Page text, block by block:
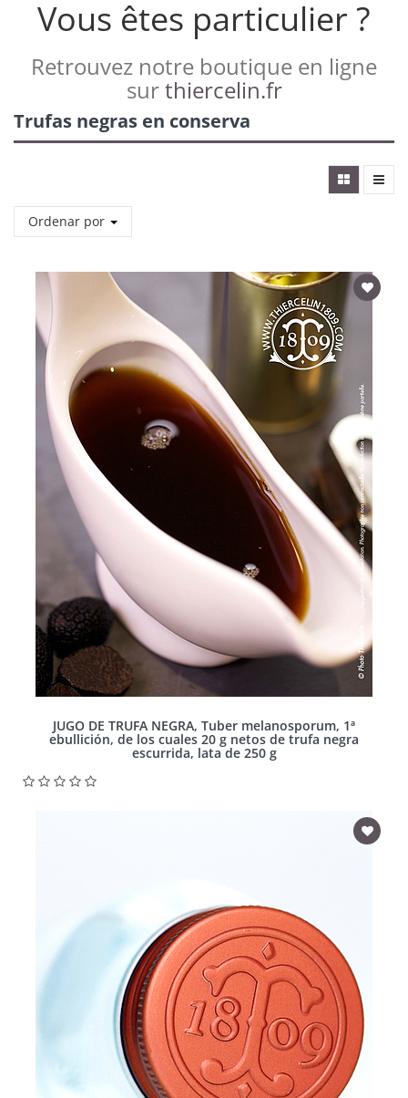
Vous êtes particulier ?
Retrouvez notre boutique en ligne
surthiercelin.fr
Trufas negras en conserva
Ordenar por
JUGO DE TRUFA NEGRA, Tuber melanosporum, 1ª
ebullición, de los cuales 20 g netos de trufa negra
escurrida, lata de 250 g